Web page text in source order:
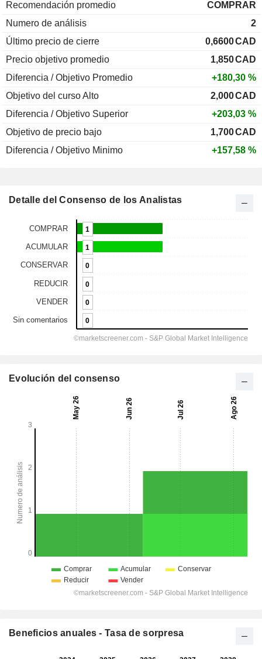
Recomendación promedio
COMPRAR
Numero de análisis
2
Último precio de cierre
0,6600CAD
Precio objetivo promedio
1,850CAD
Diferencia / Objetivo Promedio
+180,30 %
Objetivo del curso Alto
2,000CAD
Diferencia / Objetivo Superior
+203,03 %
Objetivo de precio bajo
1,700CAD
Diferencia / Objetivo Minimo
+157,58 %
Detalle del Consenso de los Analistas
Evolución del consenso
Beneficios anuales - Tasa de sorpresa